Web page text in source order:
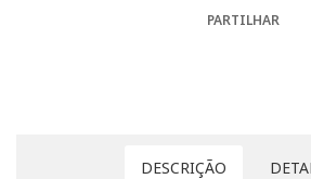
PARTILHAR
DESCRIÇÃO